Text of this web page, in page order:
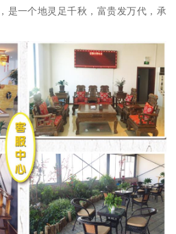
是一个地灵足千秋，富贵发万代，承